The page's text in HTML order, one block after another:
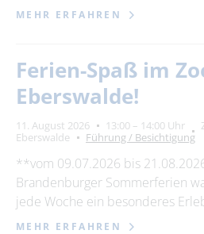
MEHR ERFAHREN
Ferien-Spaß im
Eberswalde!
11. August 2026 13:00 – 14:00 Uhr
Eberswalde
Führung / Besichtigung
**vom 09.07.2026 bis
Brandenburger Sommerferien
jede Woche ein besonderes
MEHR ERFAHREN